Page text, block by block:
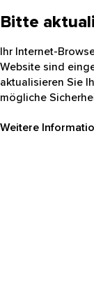
Bitte
Ihr Internet-
Website sind
aktualisieren Sie
mögliche
Weitere